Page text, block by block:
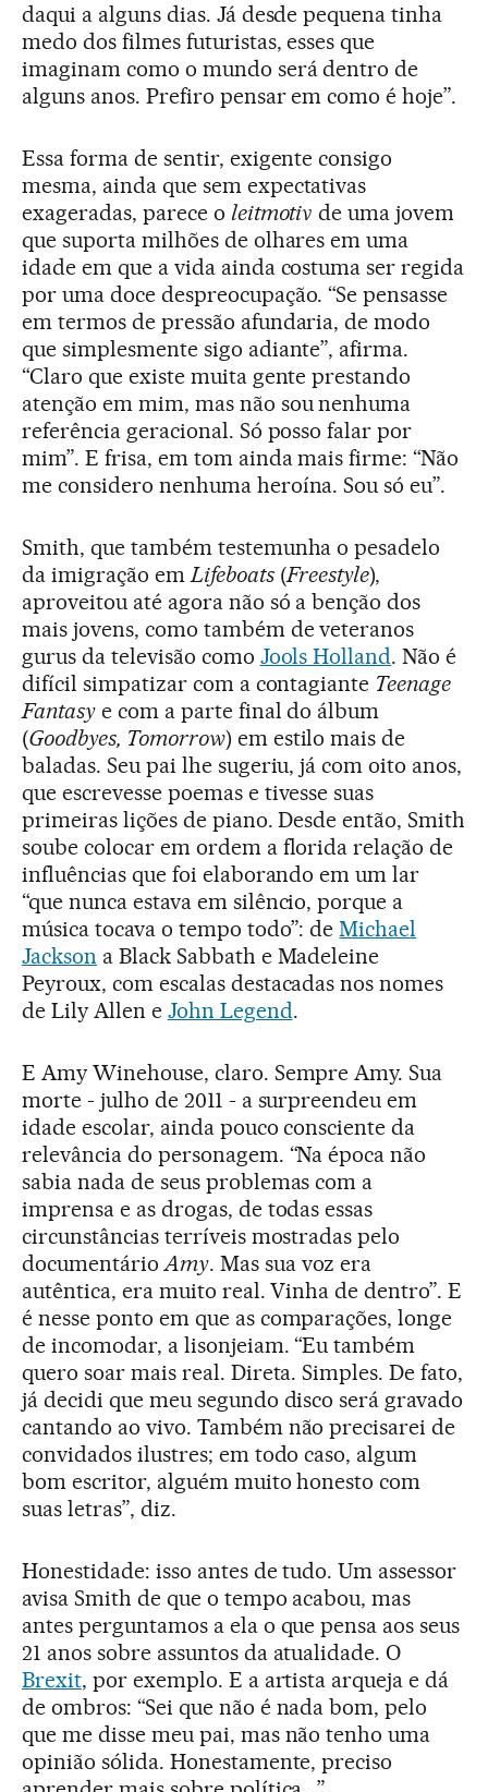
daqui a alguns dias. Já desde pequena tinha
medo dos filmes futuristas, esses que
imaginam como o mundo será dentro de
alguns anos. Prefiro pensar em como é hoje”.
Essa forma de sentir, exigente consigo
mesma, ainda que sem expectativas
exageradas, parece o leitmotiv de uma jovem
que suporta milhões de olhares em uma
idade em que a vida ainda costuma ser regida
por uma doce despreocupação. “Se pensasse
em termos de pressão afundaria, de modo
que simplesmente sigo adiante”, afirma.
“Claro que existe muita gente prestando
atenção em mim, mas não sou nenhuma
referência geracional. Só posso falar por
mim”. E frisa, em tom ainda mais firme: “Não
me considero nenhuma heroína. Sou só eu”.
Smith, que também testemunha o pesadelo
da imigração emLifeboats(Freestyle),
aproveitou até agora não só a benção dos
mais jovens, como também de veteranos
gurus da televisão como Jools Holland. Não é
difícil simpatizar com a contagiante Teenage
Fantasye com a parte final do álbum
(Goodbyes, Tomorrow) em estilo mais de
baladas. Seu pai lhe sugeriu, já com oito anos,
que escrevesse poemas e tivesse suas
primeiras lições de piano. Desde então, Smith
soube colocar em ordem a florida relação de
influências que foi elaborando em um lar
“que nunca estava em silêncio, porque a
música tocava o tempo todo”: deMichael
Jackson a Black Sabbath e Madeleine
Peyroux, com escalas destacadas nos nomes
de Lily Allen e John Legend.
E Amy Winehouse, claro. Sempre Amy. Sua
morte - julho de 2011 - a surpreendeu em
idade escolar, ainda pouco consciente da
relevância do personagem. “Na época não
sabia nada de seus problemas com a
imprensa e as drogas, de todas essas
circunstâncias terríveis mostradas pelo
documentárioAmy. Mas sua voz era
autêntica, era muito real. Vinha de dentro”. E
é nesse ponto em que as comparações, longe
de incomodar, a lisonjeiam. “Eu também
quero soar mais real. Direta. Simples. De fato,
já decidi que meu segundo disco será gravado
cantando ao vivo. Também não precisarei de
convidados ilustres; em todo caso, algum
bom escritor, alguém muito honesto com
suas letras”, diz.
Honestidade: isso antes de tudo. Um assessor
avisa Smith de que o tempo acabou, mas
antes perguntamos a ela o que pensa aos seus
21 anos sobre assuntos da atualidade. O
Brexit, por exemplo. E a artista arqueja e dá
de ombros: “Sei que não é nada bom, pelo
que me disse meu pai, mas não tenho uma
opinião sólida. Honestamente, preciso